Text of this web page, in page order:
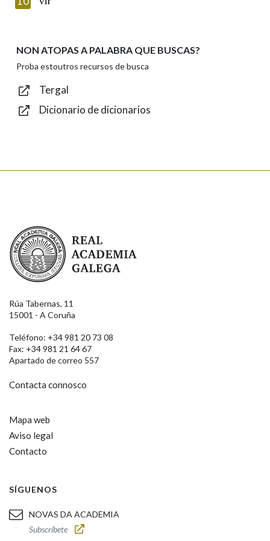
Texto de verificación
NON ATOPAS A PALABRA QUE BUSCAS?
Proba estoutros recursos de busca
Tergal
Dicionario de dicionarios
Real Academia Galega
Rúa Tabernas, 11
15001 - A Coruña
Teléfono: +34 981 20 73 08
Fax: +34 981 21 64 67
Apartado de correo 557
Contacta connosco
Mapa web
Aviso legal
Contacto
SÍGUENOS
NOVAS DA ACADEMIA
Subscríbete